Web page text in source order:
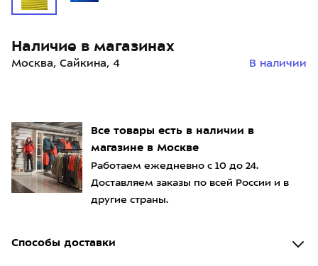
Все товары есть в наличии в
магазине в Москве
Работаем ежедневно с 10 до 24.
Доставляем заказы по всей России и в
другие страны.
Способы доставки
Наличие в магазинах
Москва, Сайкина, 4 В наличии